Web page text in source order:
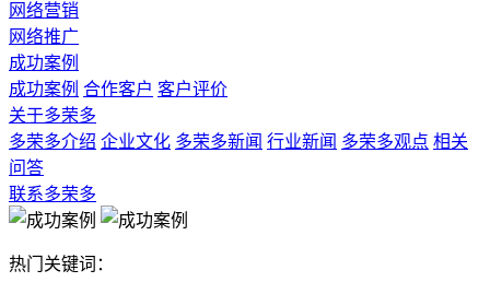
网络营销
网络推广
成功案例
成功案例 合作客户 客户评价
关于多荣多
多荣多介绍 企业文化 多荣多新闻 行业新闻 多荣多观点 相关
问答
联系多荣多
热门关键词：